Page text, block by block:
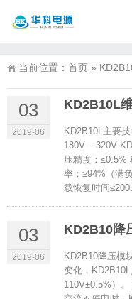
当前位置： 首页 »
03
2019-06
KD2B10L
KD2B10L主要
180V – 320V
压精度：≤0.5%
率：≥94%（满
载恢复时间
03
2019-06
KD2B10降
KD2B10降压模
变化，
110V±0.5%）